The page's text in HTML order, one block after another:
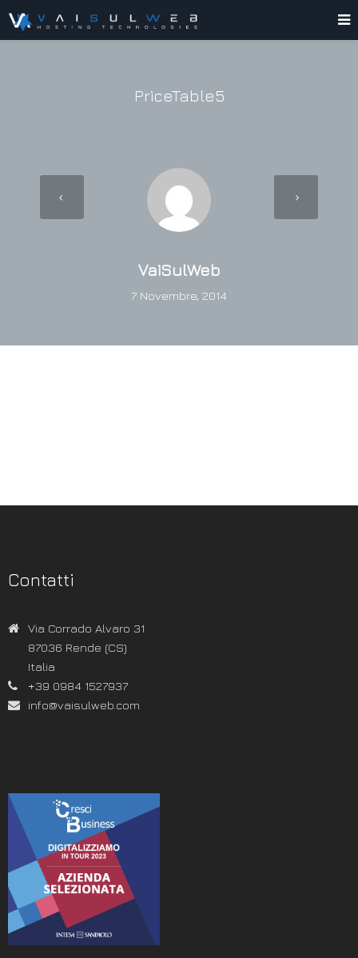
PriceTable5
VaiSulWeb
7 Novembre, 2014
Contatti
Via Corrado Alvaro 31
87036 Rende (CS)
Italia
+39 0984 1527937
info@vaisulweb.com